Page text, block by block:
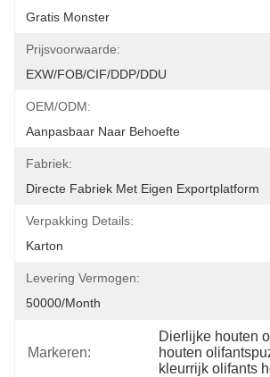
Gratis Monster
Prijsvoorwaarde:
EXW/FOB/CIF/DDP/DDU
OEM/ODM:
Aanpasbaar Naar Behoefte
Fabriek:
Directe Fabriek Met Eigen Exportplatform
Verpakking Details:
Karton
Levering Vermogen:
50000/month
Markeren:
Dierlijke houten
houten
kleurrijk olifants